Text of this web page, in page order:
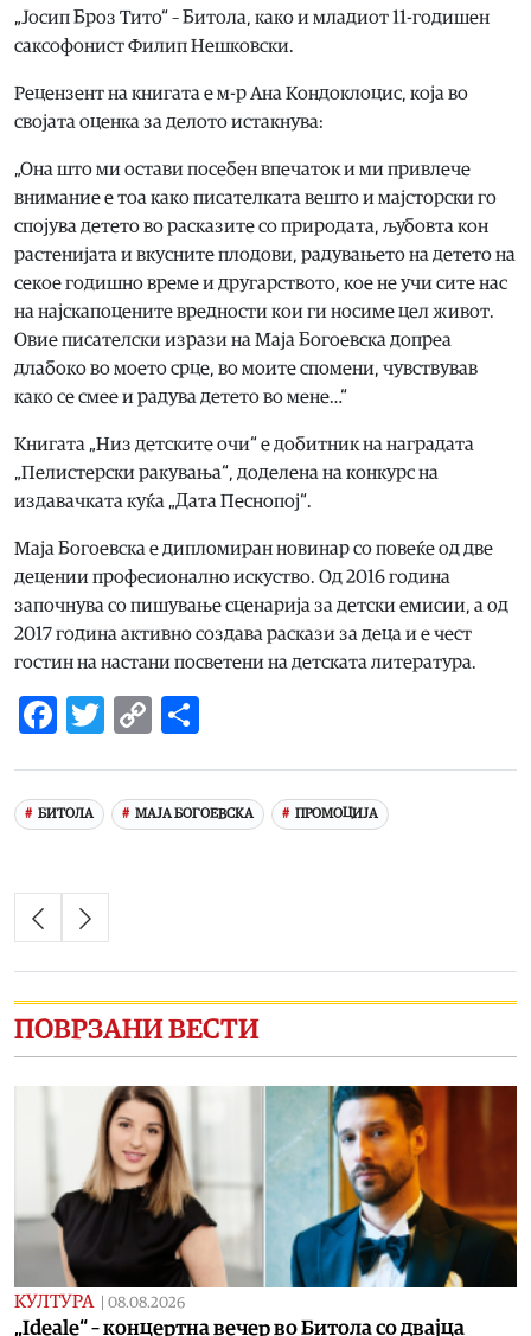
„Јосип Броз Тито“ – Битола, како и младиот 11-годишен
саксофонист Филип Нешковски.
Рецензент на книгата е м-р Ана Кондоклоцис, која во
својата оценка за делото истакнува:
„Она што ми остави посебен впечаток и ми привлече
внимание е тоа како писателката вешто и мајсторски го
спојува детето во расказите со природата, љубовта кон
растенијата и вкусните плодови, радувањето на детето на
секое годишно време и другарството, кое не учи сите нас
на најскапоцените вредности кои ги носиме цел живот.
Овие писателски изрази на Маја Богоевска допреа
длабоко во моето срце, во моите спомени, чувствував
како се смее и радува детето во мене…“
Книгата „Низ детските очи“ е добитник на наградата
„Пелистерски ракувања“, доделена на конкурс на
издавачката куќа „Дата Песнопој“.
Маја Богоевска е дипломиран новинар со повеќе од две
децении професионално искуство. Од 2016 година
започнува со пишување сценарија за детски емисии, а од
2017 година активно создава раскази за деца и е чест
гостин на настани посветени на детската литература.
Facebook
Twitter
Copy
БИТОЛА МАЈА БОГОЕВСКА ПРОМОЦИЈА
ПОВРЗАНИ ВЕСТИ
КУЛТУРА 08.08.2026
„Ideale“ – концертна вечер во Битола со двајца